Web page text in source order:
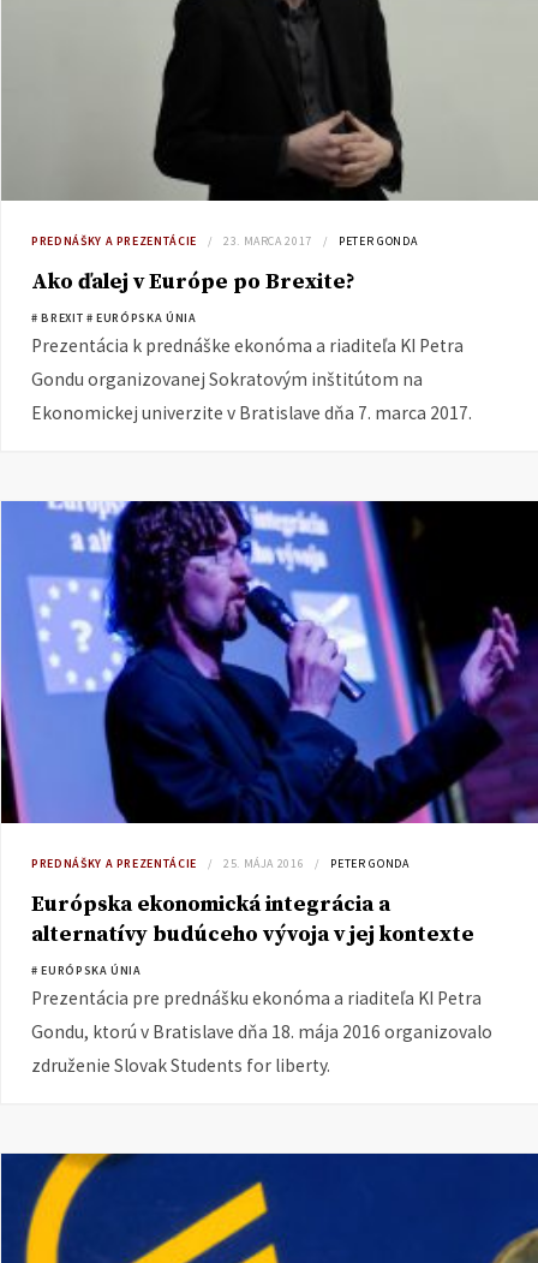
PREDNÁŠKY A PREZENTÁCIE 23. MARCA 2017 PETER GONDA
Ako ďalej v Európe po Brexite?
# BREXIT # EURÓPSKA ÚNIA
Prezentácia k prednáške ekonóma a riaditeľa KI Petra
Gondu organizovanej Sokratovým inštitútom na
Ekonomickej univerzite v Bratislave dňa 7. marca 2017.
PREDNÁŠKY A PREZENTÁCIE 25. MÁJA 2016 PETER GONDA
Európska ekonomická integrácia a
alternatívy budúceho vývoja v jej kontexte
# EURÓPSKA ÚNIA
Prezentácia pre prednášku ekonóma a riaditeľa KI Petra
Gondu, ktorú v Bratislave dňa 18. mája 2016 organizovalo
združenie Slovak Students for liberty.